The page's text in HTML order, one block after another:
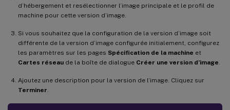
d’hébergement et resélectionner l’image principale et le profil de
machine pour cette version d’image.
Si vous souhaitez que la configuration de la version d’image soit
différente de la version d’image configurée initialement, configurez
les paramètres sur les pages Spécification de la machine et
Cartes réseau de la boîte de dialogue Créer une version d’image
Ajoutez une description pour la version de l’image. Cliquez sur
Terminer